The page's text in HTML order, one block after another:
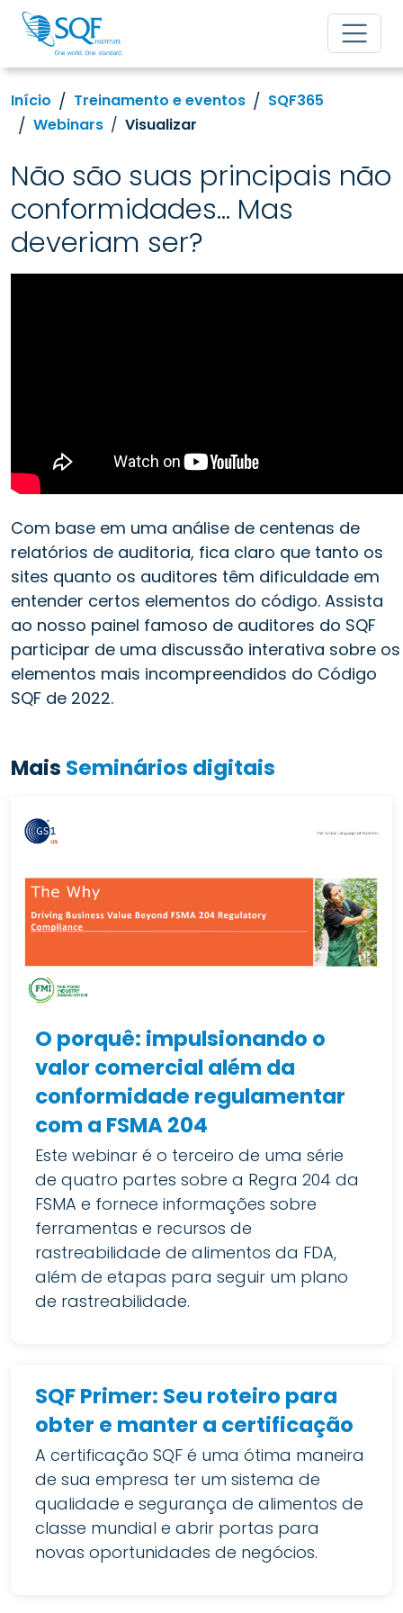
Início Treinamento e eventos
SQF365
Webinars
Visualizar
Não são suas principais não
conformidades... Mas
deveriam ser?
Com base em uma análise de centenas de
relatórios de auditoria, fica claro que tanto os
sites quanto os auditores têm dificuldade em
entender certos elementos do código. Assista
ao nosso painel famoso de auditores do SQF
participar de uma discussão interativa sobre os
elementos mais incompreendidos do Código
SQF de 2022.
Mais Seminários digitais
O porquê: impulsionando o
valor comercial além da
conformidade regulamentar
com a FSMA 204
Este webinar é o terceiro de uma série
de quatro partes sobre a Regra 204 da
FSMA e fornece informações sobre
ferramentas e recursos de
rastreabilidade de alimentos da FDA,
além de etapas para seguir um plano
de rastreabilidade.
SQF Primer: Seu roteiro para
obter e manter a certificação
A certificação SQF é uma ótima maneira
de sua empresa ter um sistema de
qualidade e segurança de alimentos de
classe mundial e abrir portas para
novas oportunidades de negócios.